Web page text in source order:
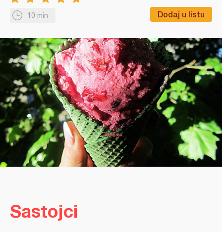
10 min Dodaj u listu
Sastojci